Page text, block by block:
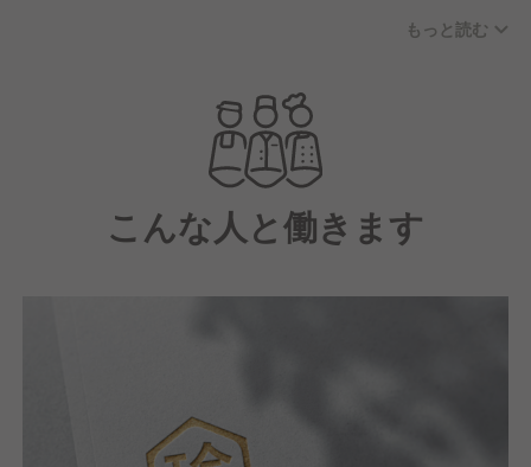
本食にはさまざまな過程において背景、意味、ストー
そのストーリーをも理解してもらうことで今までに体
験したことがない日本食の提供ができると考えていま
今回初めに手がけるのは、鮨屋です。
はなく海外にも展開していきます。
定で募集しています。
もっと読む
こんな人と働きます